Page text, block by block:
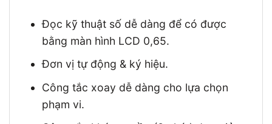
Đọc kỹ thuật số dễ dàng để có được
bằng màn hình LCD 0,65.
Đơn vị tự động & ký hiệu.
Công tắc xoay dễ dàng cho lựa chọn
phạm vi.